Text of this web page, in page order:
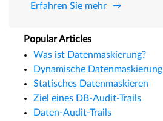
Erfahren Sie mehr
Popular Articles
Was ist Datenmaskierung?
Dynamische Datenmaskierung
Statisches Datenmaskieren
Ziel eines DB-Audit-Trails
Daten-Audit-Trails